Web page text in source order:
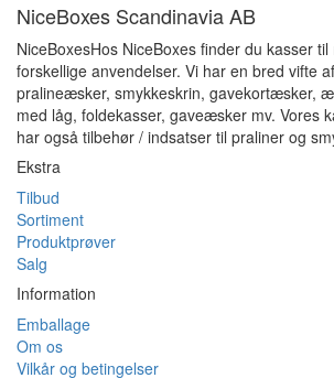
NiceBoxes Scandinavia AB
NiceBoxesHos NiceBoxes finder du kasser
forskellige anvendelser. Vi har en bred vifte af
pralineæsker, smykkeskrin, gavekortæsker,
med låg, foldekasser, gaveæsker mv. Vores
har også tilbehør / indsatser til praliner og
Ekstra
Tilbud
Sortiment
Produktprøver
Salg
Information
Emballage
Om os
Vilkår og betingelser